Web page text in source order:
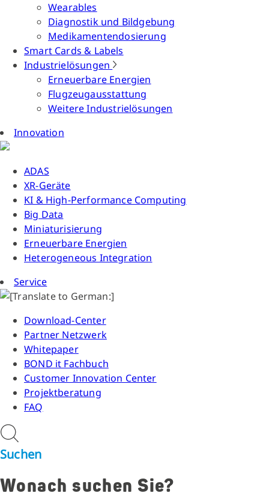
Wearables
Diagnostik und Bildgebung
Medikamentendosierung
Smart Cards & Labels
Industrielösungen
Erneuerbare Energien
Flugzeugausstattung
Weitere Industrielösungen
Innovation
ADAS
XR-Geräte
KI & High-Performance Computing
Big Data
Miniaturisierung
Erneuerbare Energien
Heterogeneous Integration
Service
Download-Center
Partner Netzwerk
Whitepaper
BOND it Fachbuch
Customer Innovation Center
Projektberatung
FAQ
Suchen
Wonach suchen Sie?